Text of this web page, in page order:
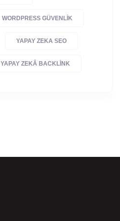
WORDPRESS GÜVENLIK
YAPAY ZEKA SEO
YAPAY ZEKÂ BACKLINK